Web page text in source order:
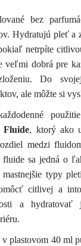
bez
Hydratujú pleť a
netrpíte
veľmi dobrá pre
zloženiu. Do
ale môžte si
Fluide, ktorý ako
medzi
sa jedná o
typy
citlivej a
a
v plastovom 40 ml